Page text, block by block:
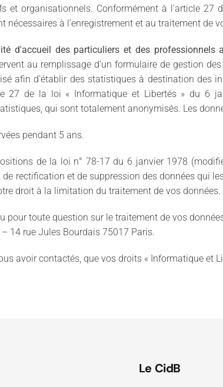
et organisationnels. Conformément à l'article
nécessaires à l'enregistrement et au traitement de
d'accueil des particuliers et des
au remplissage d'un formulaire de gestion
afin d’établir des statistiques à destination des
27 de la loi « Informatique et Libertés » du 6
qui sont totalement anonymisés. Les
pendant 5 ans.
de la loi n° 78-17 du 6 janvier 1978
de rectification et de suppression des données qui
droit à la limitation du traitement de vos données.
pour toute question sur le traitement de vos
14 rue Jules Bourdais 75017 Paris.
avoir contactés, que vos droits « Informatique et
Le CidB